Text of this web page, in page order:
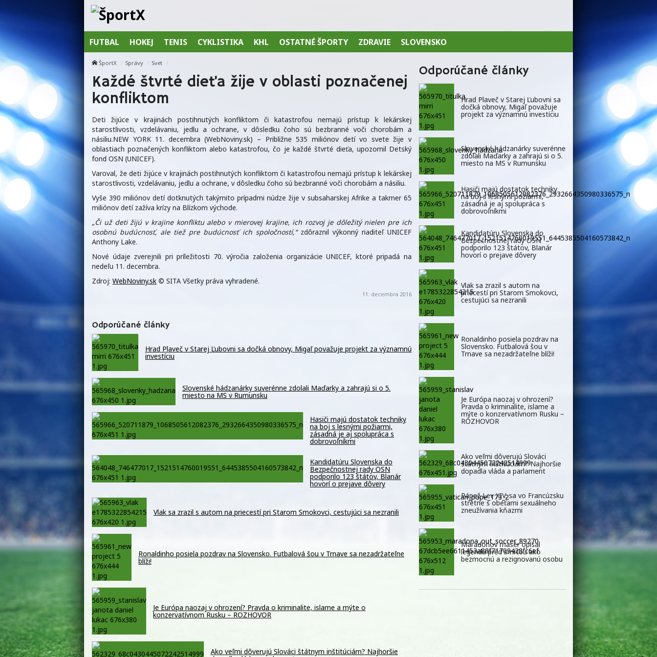
FUTBAL HOKEJ TENIS CYKLISTIKA KHL OSTATNÉ ŠPORTY ZDRAVIE SLOVENSKO
ŠportX Správy Svet
Každé štvrté dieťa žije v oblasti poznačenej
konfliktom
Deti žijúce v krajinách postihnutých konfliktom či katastrofou nemajú prístup k lekárskej
starostlivosti, vzdelávaniu, jedlu a ochrane, v dôsledku čoho sú bezbranné voči chorobám a
násiliu.NEW YORK 11. decembra (WebNoviny.sk) – Približne 535 miliónov detí vo svete žije v
oblastiach poznačených konfliktom alebo katastrofou, čo je každé štvrté dieťa, upozornil Detský
fond OSN (UNICEF).
Varoval, že deti žijúce v krajinách postihnutých konfliktom či katastrofou nemajú prístup k lekárskej
starostlivosti, vzdelávaniu, jedlu a ochrane, v dôsledku čoho sú bezbranné voči chorobám a násiliu.
Vyše 390 miliónov detí dotknutých takýmito prípadmi núdze žije v subsaharskej Afrike a takmer 65
miliónov detí zažíva krízy na Blízkom východe.
„Či už deti žijú v krajine konfliktu alebo v mierovej krajine, ich rozvoj je dôležitý nielen pre ich
osobnú budúcnosť, ale tiež pre budúcnosť ich spoločností,“zdôraznil výkonný riaditeľ UNICEF
Anthony Lake.
Nové údaje zverejnili pri príležitosti 70. výročia založenia organizácie UNICEF, ktoré pripadá na
nedeľu 11. decembra.
Zdroj: WebNoviny.sk © SITA Všetky práva vyhradené.
11. decembra 2016
Odporúčané články
Hrad Plaveč v Starej Ľubovni sa dočká obnovy, Migaľ považuje projekt za významnú
investíciu
Slovenské hádzanárky suverénne zdolali Maďarky a zahrajú si o 5.
miesto na MS v Rumunsku
Hasiči majú dostatok techniky
na boj s lesnými požiarmi,
zásadná je aj spolupráca s
dobrovoľníkmi
Kandidatúru Slovenska do
Bezpečnostnej rady OSN
podporilo 123 štátov, Blanár
hovorí o prejave dôvery
Vlak sa zrazil s autom na priecestí pri Starom Smokovci, cestujúci sa nezranili
Ronaldinho posiela pozdrav na Slovensko. Futbalová šou v Trnave sa nezadržateľne
blíži!
Je Európa naozaj v ohrození? Pravda o kriminalite, islame a mýte o
konzervatívnom Rusku – ROZHOVOR
Ako veľmi dôverujú Slováci štátnym inštitúciám? Najhoršie
Odporúčané články
Hrad Plaveč v Starej Ľubovni sa
dočká obnovy, Migaľ považuje
projekt za významnú investíciu
Slovenské hádzanárky suverénne
zdolali Maďarky a zahrajú si o 5.
miesto na MS v Rumunsku
Hasiči majú dostatok techniky
na boj s lesnými požiarmi,
zásadná je aj spolupráca s
dobrovoľníkmi
Kandidatúru Slovenska do
Bezpečnostnej rady OSN
podporilo 123 štátov, Blanár
hovorí o prejave dôvery
Vlak sa zrazil s autom na
priecestí pri Starom Smokovci,
cestujúci sa nezranili
Ronaldinho posiela pozdrav na
Slovensko. Futbalová šou v
Trnave sa nezadržateľne blíži!
Je Európa naozaj v ohrození?
Pravda o kriminalite, islame a
mýte o konzervatívnom Rusku –
ROZHOVOR
Ako veľmi dôverujú Slováci
štátnym inštitúciám? Najhoršie
dopadla vláda a parlament
Pápež Lev XIV. sa vo Francúzsku
stretne s obeťami sexuálneho
zneužívania kňazmi
Maradonov masér opísal
legendu pred smrťou ako
bezmocnú a rezignovanú osobu